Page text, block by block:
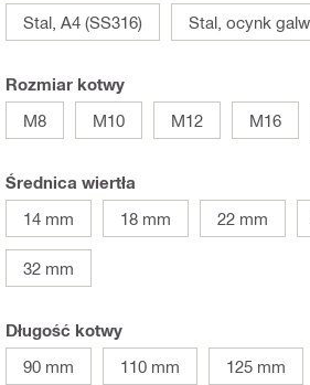
Stal, A4 (SS316)
Stal, ocynk
Rozmiar kotwy
M8
M10 M12 M16
Średnica wiertła
14 mm
18 mm 22 mm
32 mm
Długość kotwy
90 mm
110 mm 125 mm